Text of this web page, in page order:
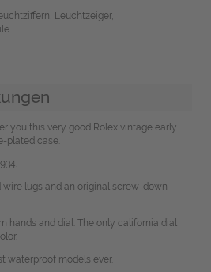
Leuchtzeiger,
you this very good Rolex vintage early
plated case.
wire lugs and an original screw-down
hands and dial. The only california dial
waterproof models ever.